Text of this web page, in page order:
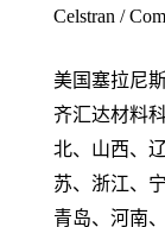
Celstran /
美国塞拉尼
齐汇达材料
北、山西、
苏、浙江、
青岛、河南